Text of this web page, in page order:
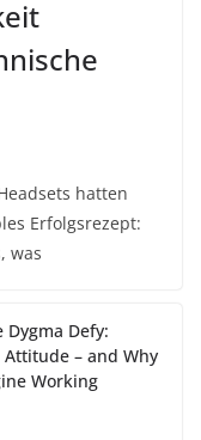
hatten
Erfolgsrezept:
was
Defy:
Attitude – and Why
Working